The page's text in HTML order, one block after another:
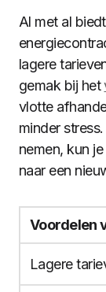
Al met al
lagere
gemak bij het
vlotte
minder
nemen, kun
naar een
Voordelen
Lagere